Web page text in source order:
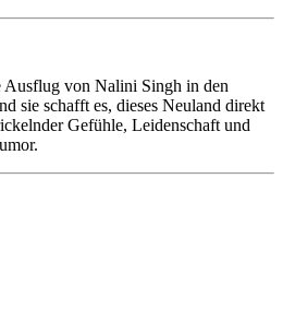
Ausflug von Nalini Singh in den
sie schafft es, dieses Neuland direkt
Gefühle, Leidenschaft und